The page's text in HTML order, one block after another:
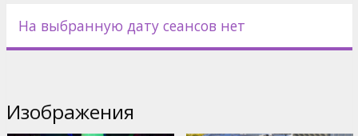
На выбранную дату сеансов нет
Изображения